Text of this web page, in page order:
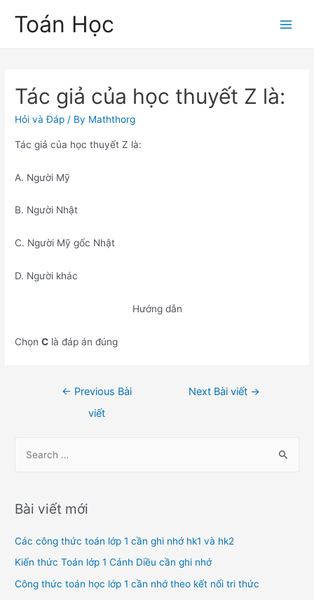
Toán Học
Tác giả của học thuyết Z là:
Hỏi và Đáp / By Maththorg
Tác giả của học thuyết Z là:
A. Người Mỹ
B. Người Nhật
C. Người Mỹ gốc Nhật
D. Người khác
Hướng dẫn
ChọnC là đáp án đúng
← Previous Bài
viết
Next Bài viết →
r
h
f
o
Bài viết mới
Các công thức toán lớp 1 cần ghi nhớ hk1 và hk2
Kiến thức Toán lớp 1 Cánh Diều cần ghi nhớ
Công thức toán học lớp 1 cần nhớ theo kết nối tri thức